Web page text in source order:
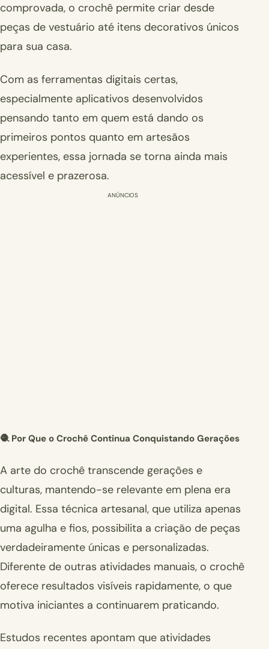
comprovada, o crochê permite criar desde
peças de vestuário até itens decorativos únicos
para sua casa.
Com as ferramentas digitais certas,
especialmente aplicativos desenvolvidos
pensando tanto em quem está dando os
primeiros pontos quanto em artesãos
experientes, essa jornada se torna ainda mais
acessível e prazerosa.
ANÚNCIOS
🧶 Por Que o Crochê Continua Conquistando Gerações
A arte do crochê transcende gerações e
culturas, mantendo-se relevante em plena era
digital. Essa técnica artesanal, que utiliza apenas
uma agulha e fios, possibilita a criação de peças
verdadeiramente únicas e personalizadas.
Diferente de outras atividades manuais, o crochê
oferece resultados visíveis rapidamente, o que
motiva iniciantes a continuarem praticando.
Estudos recentes apontam que atividades